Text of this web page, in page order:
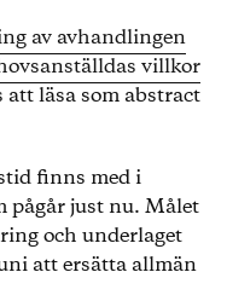
av avhandlingen
villkor
läsa som abstract
finns med i
pågår just nu. Målet
och underlaget
att ersätta allmän